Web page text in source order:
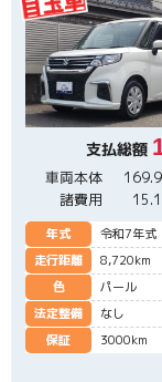
支払総額
車両本体
諸費用
年式
令和7年式
走行距離
8,720km
色
パール
法定整備
なし
保証
3000km